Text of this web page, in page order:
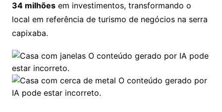
34 milhõesem investimentos, transformando o
local em referência de turismo de negócios na serra
capixaba.